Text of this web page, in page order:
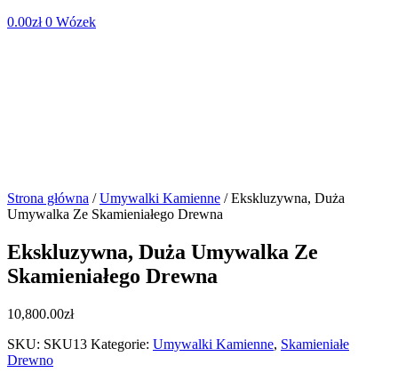
0.00zł 0 Wózek
Strona główna /Umywalki Kamienne / Ekskluzywna, Duża
Umywalka Ze Skamieniałego Drewna
Ekskluzywna, Duża Umywalka Ze
Skamieniałego Drewna
10,800.00zł
SKU: SKU13 Kategorie: Umywalki Kamienne, Skamieniałe
Drewno